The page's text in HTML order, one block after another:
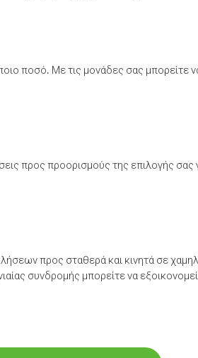
ποσό. Με τις μονάδες σας μπορείτε
προς προορισμούς της επιλογής σας
προς σταθερά και κινητά σε
συνδρομής μπορείτε να